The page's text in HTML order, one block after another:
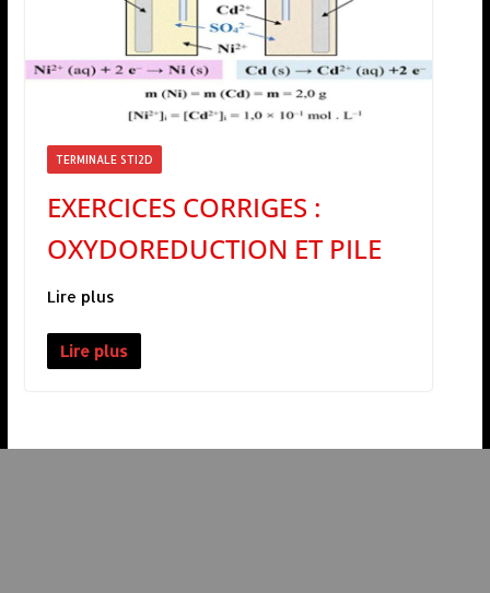
TERMINALE STI2D
EXERCICES CORRIGES :
OXYDOREDUCTION ET PILE
Lire plus
Lire plus